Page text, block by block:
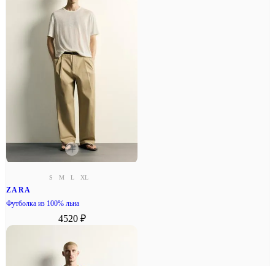
S M L XL
ZARA
Футболка из 100% льна
4520 ₽